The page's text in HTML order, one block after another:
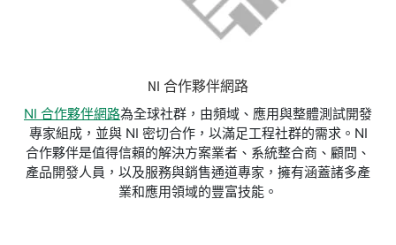
NI 合作夥伴網路
NI 合作夥伴網路為全球社群，由頻域、應用與整體測試開發
專家組成，並與 NI 密切合作，以滿足工程社群的需求。NI
合作夥伴是值得信賴的解決方案業者、系統整合商、顧問、
產品開發人員，以及服務與銷售通道專家，擁有涵蓋諸多產
業和應用領域的豐富技能。